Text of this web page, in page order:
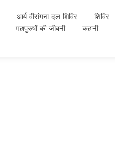
आर्य वीरांगना दल शिविर शिविर
महापुरुषों की जीवनी कहानी